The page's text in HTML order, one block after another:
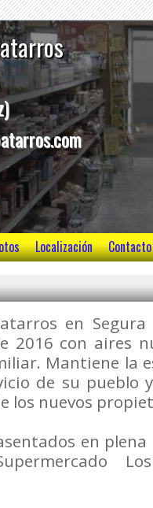
Localización
en
2016 con aires
Mantiene la
de su pueblo
los nuevos
en plena